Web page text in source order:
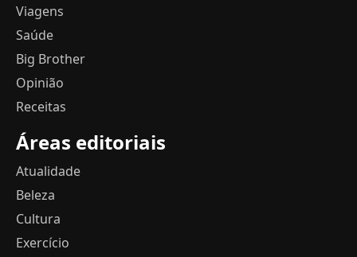
Viagens
Saúde
Big Brother
Opinião
Receitas
Áreas editoriais
Atualidade
Beleza
Cultura
Exercício